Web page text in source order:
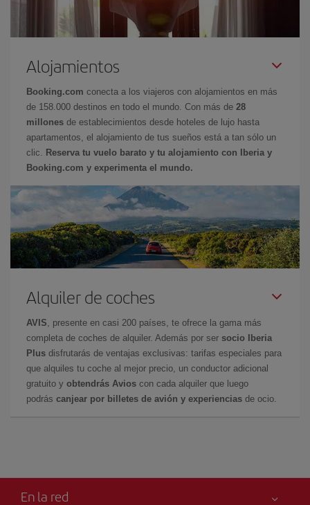
Alojamientos
Booking.com conecta a los viajeros con alojamientos en más
de 158.000 destinos en todo el mundo. Con más de 28
millones de establecimientos desde hoteles de lujo hasta
apartamentos, el alojamiento de tus sueños está a tan sólo un
clic.
Reserva tu vuelo barato y tu alojamiento con Iberia y
Booking.com y experimenta el mundo.
Alquiler de coches
AVIS , presente en casi 200 países, te ofrece la gama más
completa de coches de alquiler. Además por ser socio Iberia
Plus disfrutarás de ventajas exclusivas: tarifas especiales para
que alquiles tu coche al mejor precio, un conductor adicional
gratuito y obtendrás Avios con cada alquiler que luego
podrás canjear por billetes de avión y experiencias de ocio.
En la red